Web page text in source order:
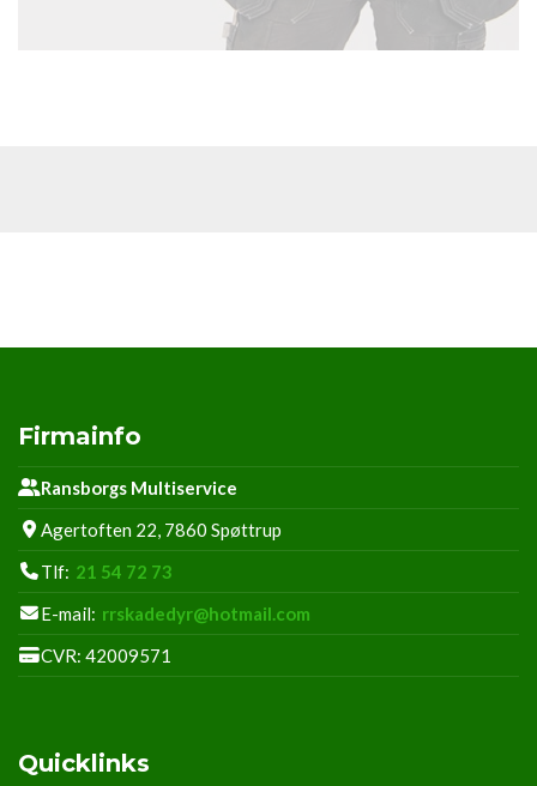
Firmainfo
Ransborgs Multiservice
Agertoften 22, 7860 Spøttrup
Tlf: 21 54 72 73
E-mail: rrskadedyr@hotmail.com
CVR: 42009571
Quicklinks